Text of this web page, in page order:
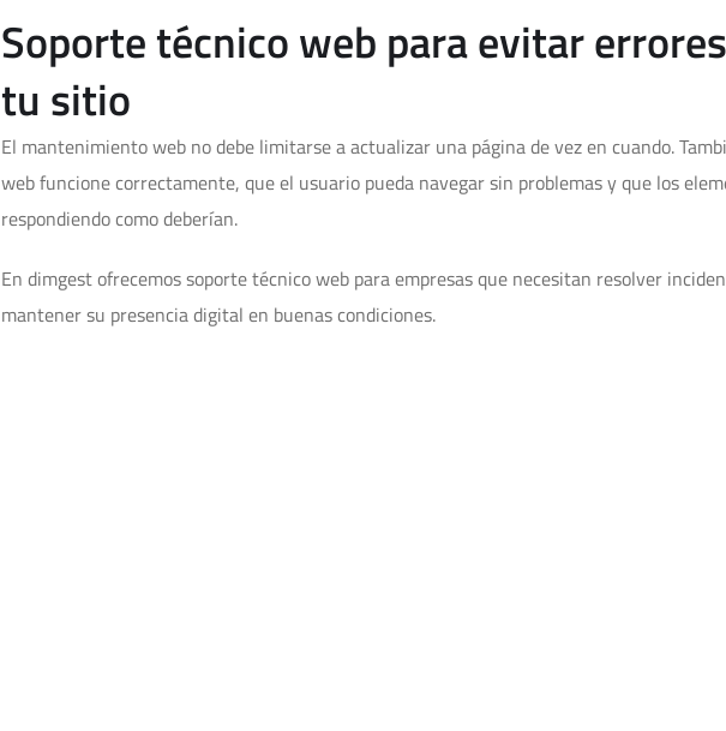
Soporte técnico web para evitar
tu sitio
El mantenimiento web no debe limitarse a actualizar una página de vez en cuando.
web funcione correctamente, que el usuario pueda navegar sin problemas y que los
respondiendo como deberían.
En dimgest ofrecemos soporte técnico web para empresas que necesitan resolver
mantener su presencia digital en buenas condiciones.